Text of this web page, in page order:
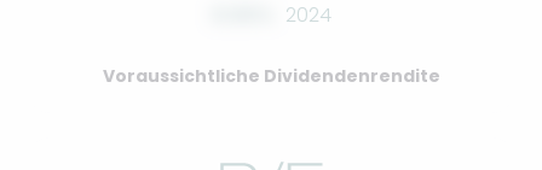
2024
Voraussichtliche Dividendenrendite